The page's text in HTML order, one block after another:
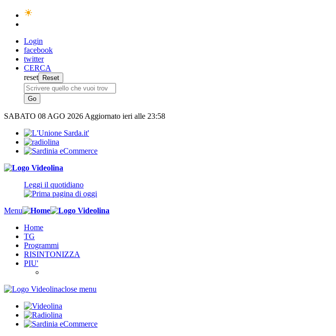
Login
facebook
twitter
CERCA
reset
SABATO 08 AGO 2026 Aggiornato ieri alle 23:58
Leggi il quotidiano
Menu
Home
TG
Programmi
RISINTONIZZA
PIU'
close menu